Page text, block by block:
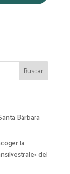
Buscar
Bárbara
la
del